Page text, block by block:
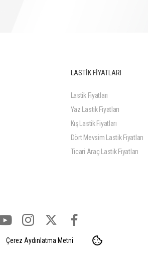
LASTİK FİYATLARI
Lastik Fiyatları
Yaz Lastik Fiyatları
Kış Lastik Fiyatları
Dört Mevsim Lastik Fiyatları
Ticari Araç Lastik Fiyatları
Çerez Aydınlatma Metni